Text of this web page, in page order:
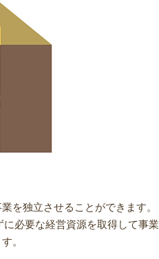
を独立させることができます。
必要な経営資源を取得して事業
。